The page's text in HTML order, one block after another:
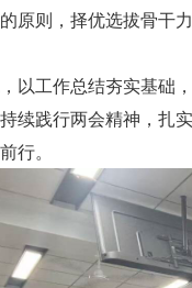
原则，择优选拔骨干
以工作总结夯实基础
续践行两会精神，扎
行。